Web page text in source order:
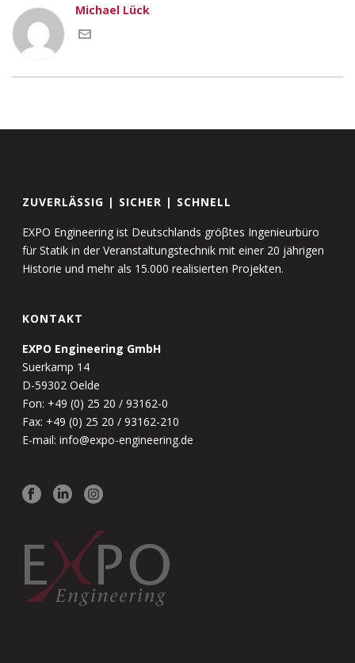
Michael Lück
ZUVERLÄSSIG | SICHER | SCHNELL
EXPO Engineering ist Deutschlands gröβtes Ingenieurbüro
für Statik in der Veranstaltungstechnik mit einer 20 jährigen
Historie und mehr als 15.000 realisierten Projekten.
KONTAKT
EXPO Engineering GmbH
Suerkamp 14
D-59302 Oelde
Fon: +49 (0) 25 20 / 93162-0
Fax: +49 (0) 25 20 / 93162-210
E-mail: info@expo-engineering.de